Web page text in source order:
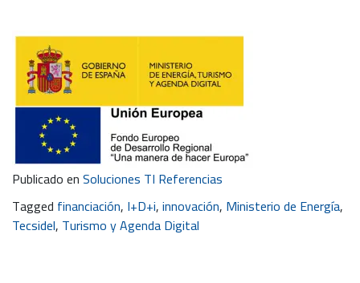
Publicado enSoluciones TI Referencias
Tagged financiación, I+D+i,innovación, Ministerio de Energía,
Tecsidel, Turismo y Agenda Digital